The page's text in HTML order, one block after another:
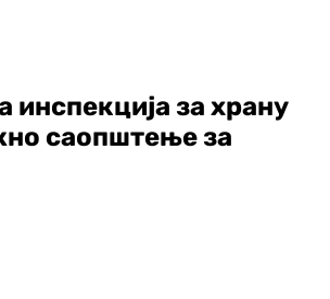
инспекција за храну
саопштење за